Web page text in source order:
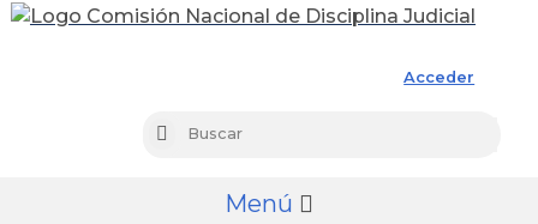
Acceder
Buscar
Menú